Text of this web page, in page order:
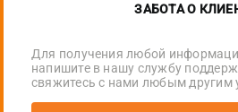
ЗАБОТА О
Для получения любой
напишите в нашу службу
свяжитесь с нами любым другим